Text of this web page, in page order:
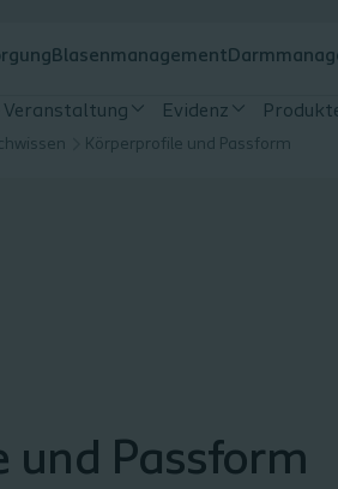
Blasenmanagement
Veranstaltung Evidenz
Körperprofile und Passform
und Passform